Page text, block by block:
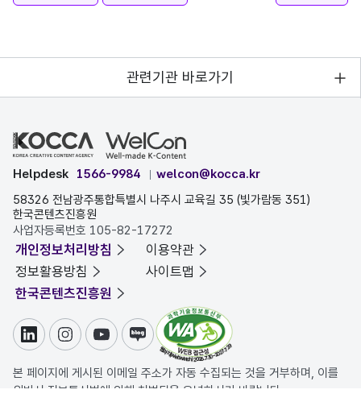
관련기관 바로가기
Helpdesk 1566-9984
welcon@kocca.kr
58326 전남광주통합특별시 나주시 교육길 35 (빛가람동 351)
한국콘텐츠진흥원
사업자등록번호 105-82-17272
개인정보처리방침
이용약관
정보활용방침
사이트맵
한국콘텐츠진흥원
링크드인인스타그램
유튜브블로그
본 페이지에 게시된 이메일 주소가 자동 수집되는 것을 거부하며, 이를
위반시 정보통신법에 의해 처벌됨을 유념하시기 바랍니다.